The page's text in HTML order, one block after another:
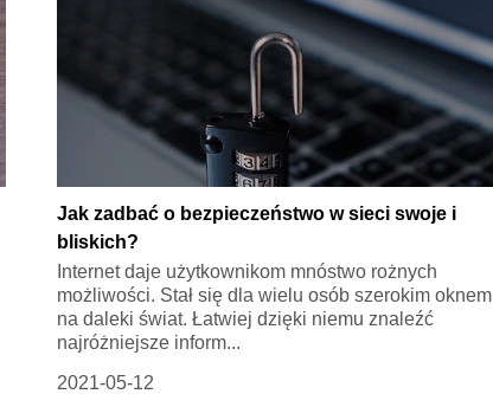
Jak zadbać o bezpieczeństwo w sieci swoje i
bliskich?
Internet daje użytkownikom mnóstwo rożnych
możliwości. Stał się dla wielu osób szerokim oknem
na daleki świat. Łatwiej dzięki niemu znaleźć
najróżniejsze inform...
2021-05-12